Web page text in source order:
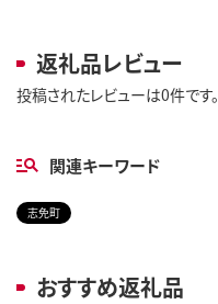
返礼品レビュー
投稿されたレビューは0件です。
関連キーワード
志免町
おすすめ返礼品